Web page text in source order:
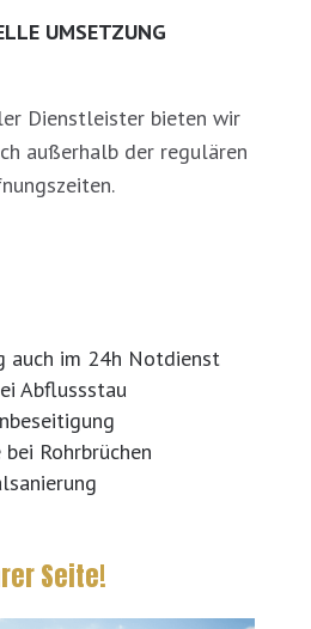
UMSETZUNG
Dienstleister bieten wir
außerhalb der regulären
auch im 24h Notdienst
Abflussstau
Rohrbrüchen
Seite!